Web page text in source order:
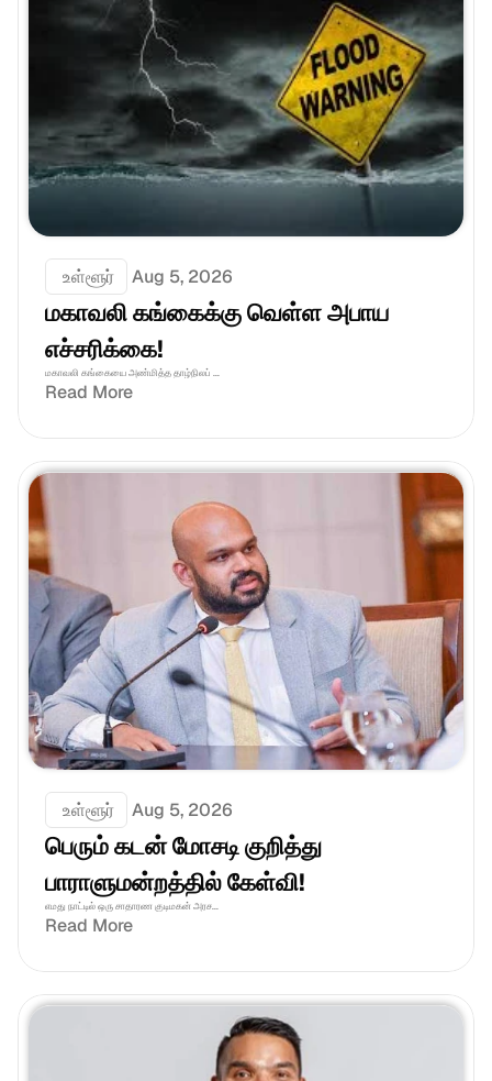
உள்ளூர் Aug 5, 2026
மகாவலி கங்கைக்கு வெள்ள அபாய
எச்சரிக்கை!
மகாவலி கங்கையை அண்மித்த தாழ்நிலப் ...
Read More
உள்ளூர் Aug 5, 2026
பெரும் கடன் மோசடி குறித்து
பாராளுமன்றத்தில் கேள்வி!
எமது நாட்டில் ஒரு சாதாரண குடிமகன் அரச...
Read More